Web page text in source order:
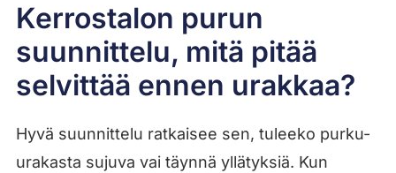
Kerrostalon purun
suunnittelu, mitä pitää
selvittää ennen urakkaa?
Hyvä suunnittelu ratkaisee sen, tuleeko purku-
urakasta sujuva vai täynnä yllätyksiä. Kun